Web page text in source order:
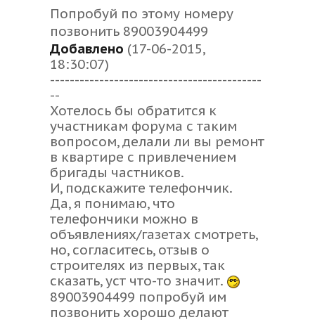
но, согласитесь, отзыв о
строителях из первых, так
сказать, уст что-то значит.
Попробуй по этому номеру
позвонить 89003904499
Добавлено (17-06-2015,
18:30:07)
-------------------------------------------
--
Хотелось бы обратится к
участникам форума с таким
вопросом, делали ли вы ремонт
в квартире с привлечением
бригады частников.
И, подскажите телефончик.
Да, я понимаю, что
телефончики можно в
объявлениях/газетах смотреть,
но, согласитесь, отзыв о
строителях из первых, так
сказать, уст что-то значит.
89003904499 попробуй им
позвонить хорошо делают